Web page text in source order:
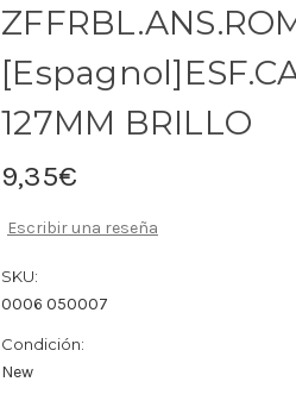
127MM BRILLO
9,35€
Escribir una reseña
SKU:
0006 050007
Condición:
New